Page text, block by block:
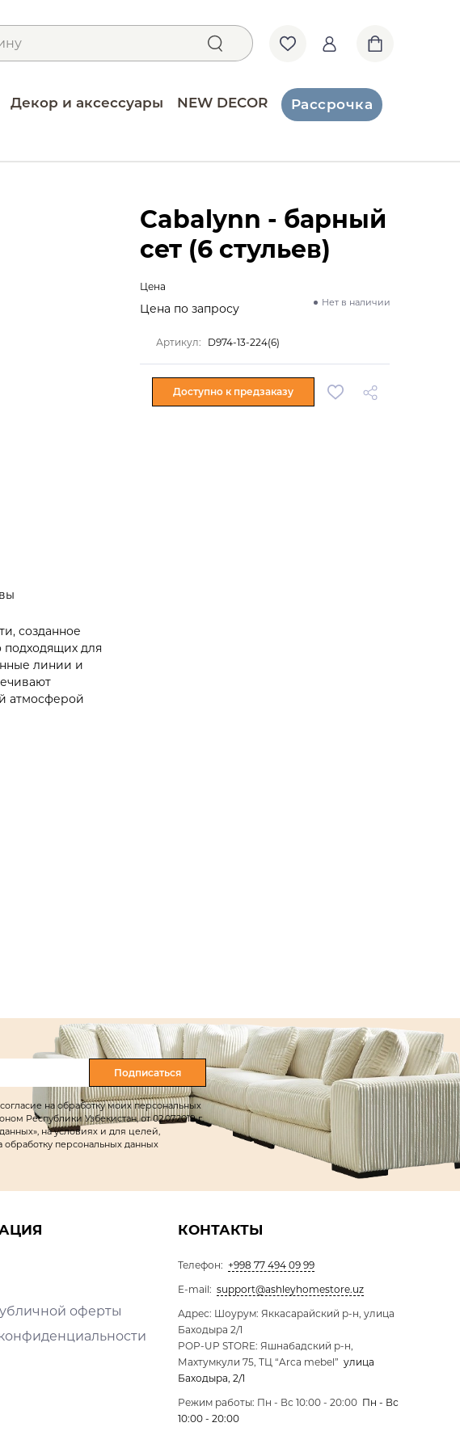
Декор и аксессуары NEW DECOR Рассрочка
созданное
подходящих для
линии и
атмосферой
Cabalynn - барный
сет (6 стульев)
Цена
Нет в наличии
Цена по запросу
Артикул: D974-13-224(6)
Доступно к предзаказу
Подписаться
на обработку моих персональных
Республики Узбекистан, от 02.07.2019 г.
на условиях и для целей,
персональных данных
оферты
КОНТАКТЫ
Телефон: +998 77 494 09 99
E-mail: support@ashleyhomestore.uz
Адрес: Шоурум: Яккасарайский р-н, улица
Баходыра 2/1
POP-UP STORE: Яшнабадский р-н,
Махтумкули 75, ТЦ “Arca mebel” улица
Баходыра, 2/1
Режим работы: Пн - Вс 10:00 - 20:00 Пн - Вс
10:00 - 20:00